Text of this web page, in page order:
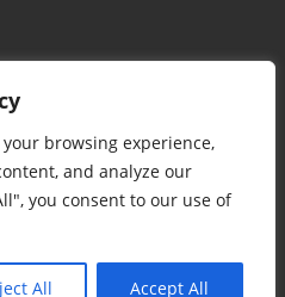
browsing experience,
and analyze our
you consent to our use of
All Accept All
Desarrollado por
TOOOLS